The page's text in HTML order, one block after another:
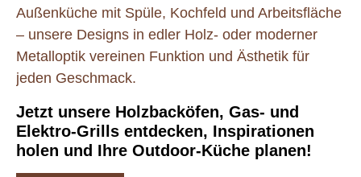
Außenküche mit Spüle, Kochfeld und Arbeitsfläche
– unsere Designs in edler Holz- oder moderner
Metalloptik vereinen Funktion und Ästhetik für
jeden Geschmack.
Jetzt unsere Holzbacköfen, Gas- und
Elektro-Grills entdecken, Inspirationen
holen und Ihre Outdoor-Küche planen!